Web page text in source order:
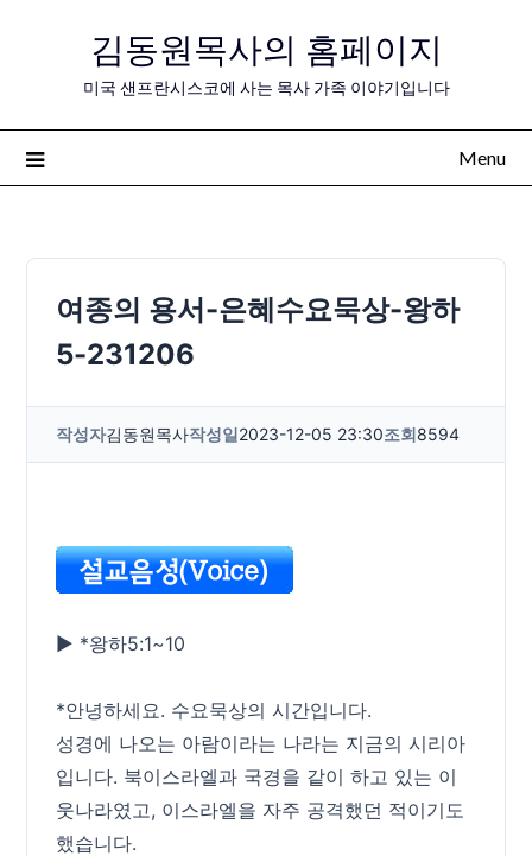
김동원목사의 홈페이지
미국 샌프란시스코에 사는 목사 가족 이야기입니다
Menu
여종의 용서-은혜수요묵상-왕하
5-231206
작성자김동원목사작성일2023-12-05 23:30조회8594
▶ *왕하5:1~10
*안녕하세요. 수요묵상의 시간입니다.
성경에 나오는 아람이라는 나라는 지금의 시리아
입니다. 북이스라엘과 국경을 같이 하고 있는 이
웃나라였고, 이스라엘을 자주 공격했던 적이기도
했습니다.